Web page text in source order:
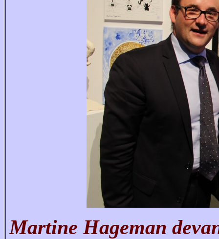
Martine Hageman